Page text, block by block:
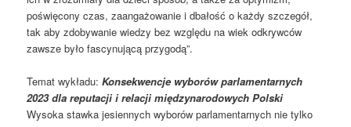
poświęcony czas, zaangażowanie i dbałość o każdy szczegół,
tak aby zdobywanie wiedzy bez względu na wiek odkrywców
zawsze było fascynującą przygodą”.
Temat wykładu:Konsekwencje wyborów parlamentarnych
2023dla reputacji i relacji międzynarodowych Polski
Wysoka stawka jesiennych wyborów parlamentarnych nie tylko